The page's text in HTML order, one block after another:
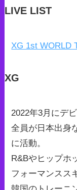
LIVE LIST
XG 1st WORLD
XG
2022年3月にデ
全員が日本出身
に活動。
R&Bやヒップホ
フォーマンスス